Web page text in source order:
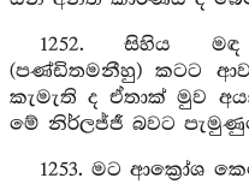
1252. සිහිය
(පණ්ඩිතමනීහු) කටට
කැමැති ද ඒතාක් මුව
මේ නිර්ලජ්ජී බවට
1253. මට ආක්‍රෝශ